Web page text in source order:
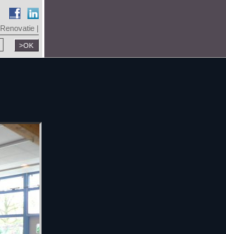
Renovatie |